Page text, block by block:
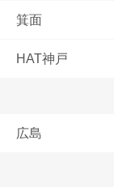
箕面
HAT神戸
広島